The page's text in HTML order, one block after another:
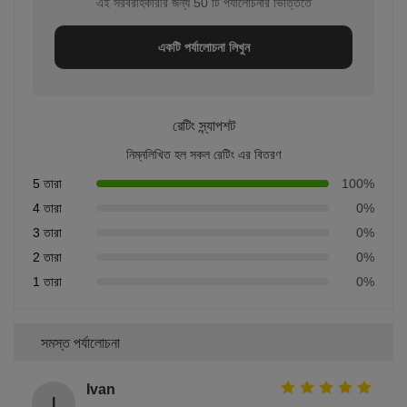
একটি পর্যালোচনা লিখুন
রেটিং স্ন্যাপশট
নিম্নলিখিত হল সকল রেটিং এর বিতরণ
5 তারা
100%
4 তারা
0%
3 তারা
0%
2 তারা
0%
1 তারা
0%
সমস্ত পর্যালোচনা
Ivan